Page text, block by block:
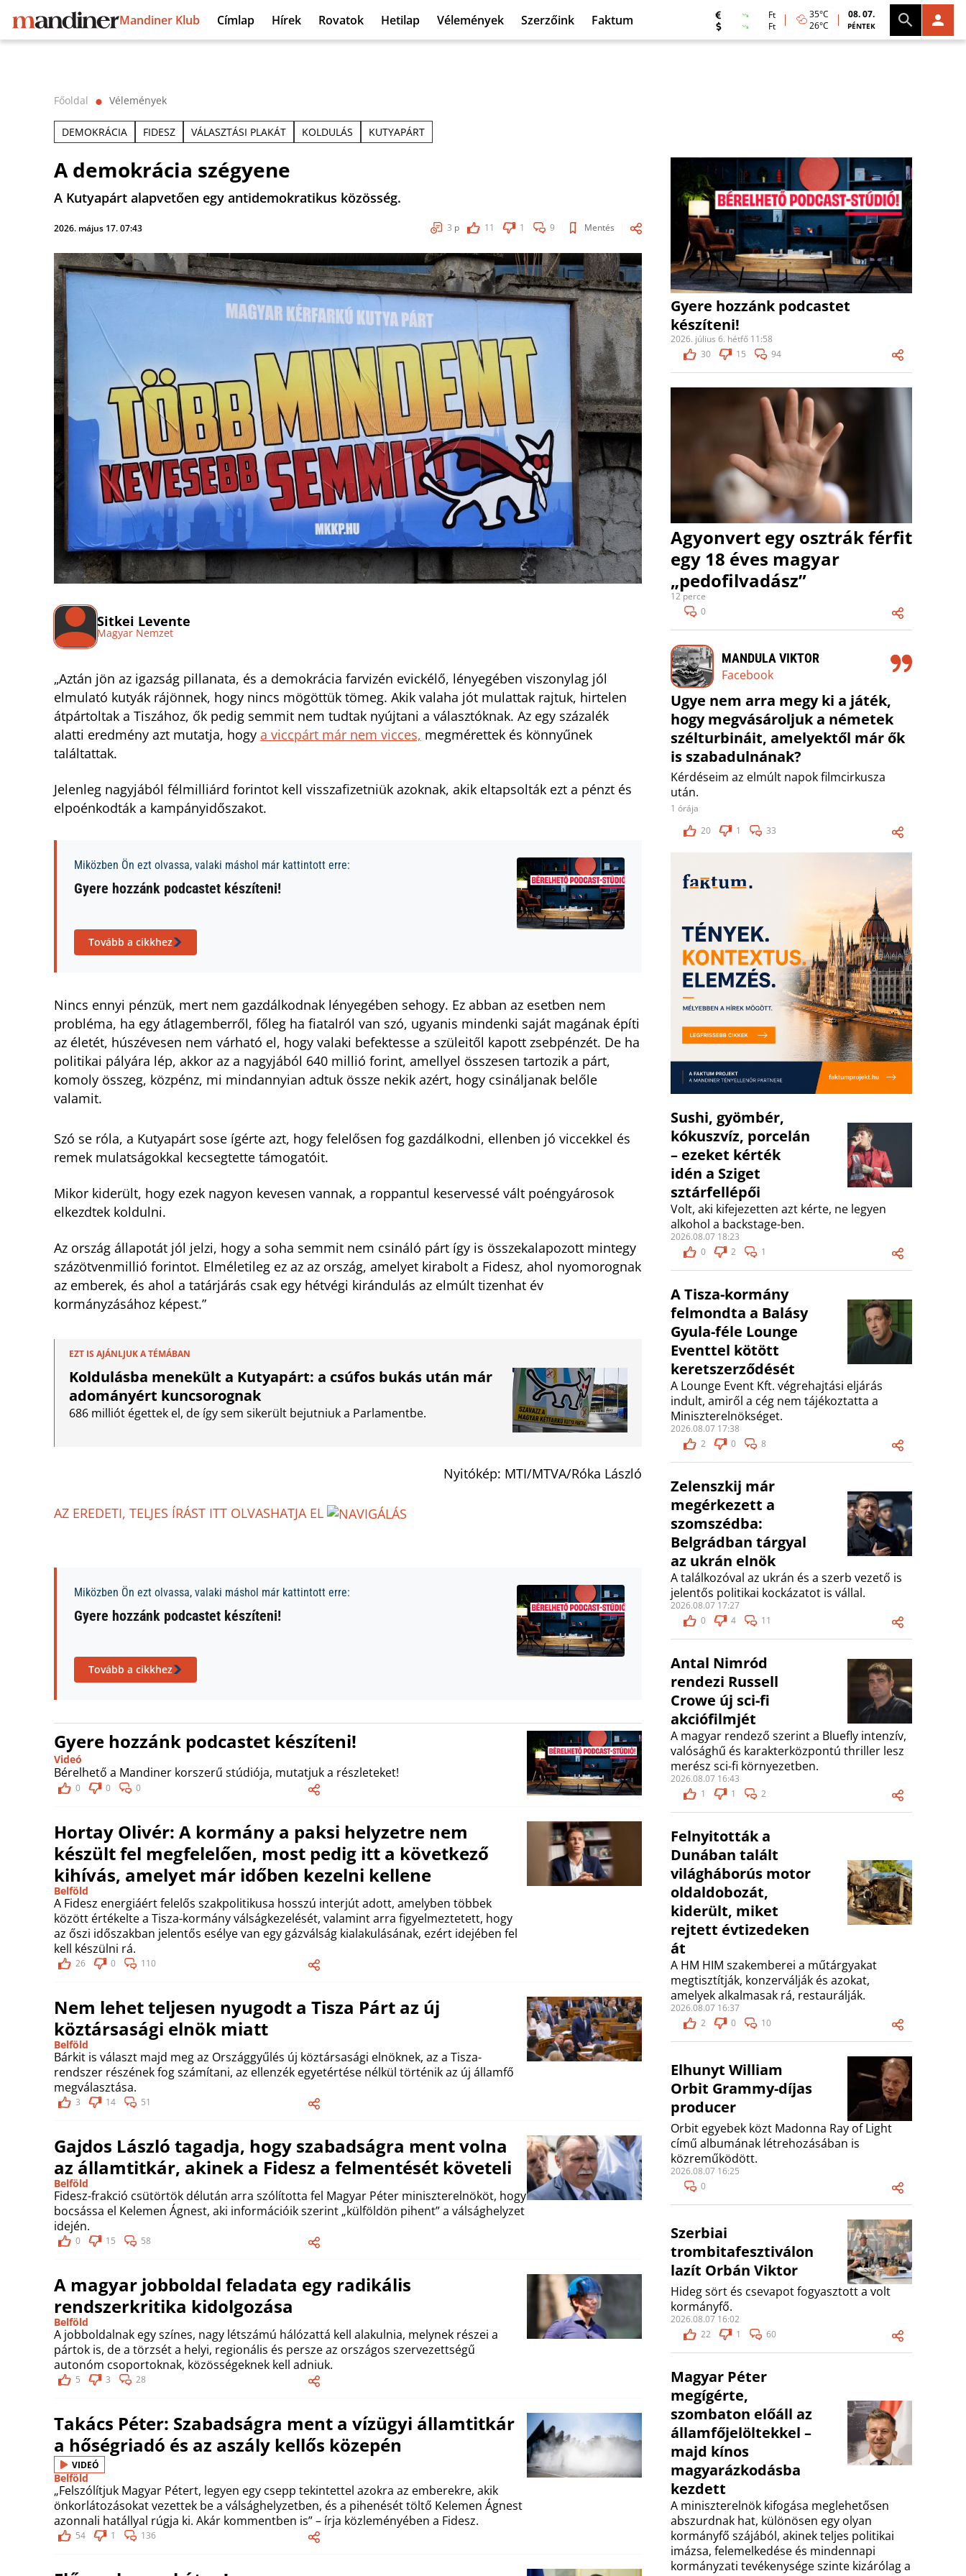
Mandiner Klub Címlap Hírek Rovatok Hetilap Vélemények Szerzőink Faktum
Ft
Ft
35°C
26°C
08. 07.
PÉNTEK
Főoldal ⬤ Vélemények
DEMOKRÁCIA FIDESZ VÁLASZTÁSI PLAKÁT KOLDULÁS KUTYAPÁRT
A demokrácia szégyene
A Kutyapárt alapvetően egy antidemokratikus közösség.
2026. május 17. 07:43 3 p 11 1 9 Mentés
Sitkei Levente
Magyar Nemzet
„Aztán jön az igazság pillanata, és a demokrácia farvizén evickélő, lényegében viszonylag jól
elmulató kutyák rájönnek, hogy nincs mögöttük tömeg. Akik valaha jót mulattak rajtuk, hirtelen
átpártoltak a Tiszához, ők pedig semmit nem tudtak nyújtani a választóknak. Az egy százalék
alatti eredmény azt mutatja, hogy a viccpárt már nem vicces, megmérettek és könnyűnek
találtattak.
Jelenleg nagyjából félmilliárd forintot kell visszafizetniük azoknak, akik eltapsolták ezt a pénzt és
elpoénkodták a kampányidőszakot.
Miközben Ön ezt olvassa, valaki máshol már kattintott erre:
Gyere hozzánk podcastet készíteni!
Tovább a cikkhez
Nincs ennyi pénzük, mert nem gazdálkodnak lényegében sehogy. Ez abban az esetben nem
probléma, ha egy átlagemberről, főleg ha fiatalról van szó, ugyanis mindenki saját magának építi
az életét, húszévesen nem várható el, hogy valaki befektesse a szüleitől kapott zsebpénzét. De ha
politikai pályára lép, akkor az a nagyjából 640 millió forint, amellyel összesen tartozik a párt,
komoly összeg, közpénz, mi mindannyian adtuk össze nekik azért, hogy csináljanak belőle
valamit.
Szó se róla, a Kutyapárt sose ígérte azt, hogy felelősen fog gazdálkodni, ellenben jó viccekkel és
remek mulatságokkal kecsegtette támogatóit.
Mikor kiderült, hogy ezek nagyon kevesen vannak, a roppantul keservessé vált poéngyárosok
elkezdtek koldulni.
Az ország állapotát jól jelzi, hogy a soha semmit nem csináló párt így is összekalapozott mintegy
százötvenmillió forintot. Elméletileg ez az az ország, amelyet kirabolt a Fidesz, ahol nyomorognak
az emberek, és ahol a tatárjárás csak egy hétvégi kirándulás az elmúlt tizenhat év
kormányzásához képest.”
EZT IS AJÁNLJUK A TÉMÁBAN
Koldulásba menekült a Kutyapárt: a csúfos bukás után már
adományért kuncsorognak
686 milliót égettek el, de így sem sikerült bejutniuk a Parlamentbe.
Nyitókép: MTI/MTVA/Róka László
AZ EREDETI, TELJES ÍRÁST ITT OLVASHATJA EL
Miközben Ön ezt olvassa, valaki máshol már kattintott erre:
Gyere hozzánk podcastet készíteni!
Tovább a cikkhez
Gyere hozzánk podcastet készíteni!
Videó
Bérelhető a Mandiner korszerű stúdiója, mutatjuk a részleteket!
0 0 0
Hortay Olivér: A kormány a paksi helyzetre nem
készült fel megfelelően, most pedig itt a következő
kihívás, amelyet már időben kezelni kellene
Belföld
A Fidesz energiáért felelős szakpolitikusa hosszú interjút adott, amelyben többek
között értékelte a Tisza-kormány válságkezelését, valamint arra figyelmeztetett, hogy
az őszi időszakban jelentős esélye van egy gázválság kialakulásának, ezért idejében fel
kell készülni rá.
26 0 110
Nem lehet teljesen nyugodt a Tisza Párt az új
köztársasági elnök miatt
Belföld
Bárkit is választ majd meg az Országgyűlés új köztársasági elnöknek, az a Tisza-
rendszer részének fog számítani, az ellenzék egyetértése nélkül történik az új államfő
megválasztása.
3 14 51
Gajdos László tagadja, hogy szabadságra ment volna
az államtitkár, akinek a Fidesz a felmentését követeli
Belföld
Fidesz-frakció csütörtök délután arra szólította fel Magyar Péter miniszterelnököt, hogy
bocsássa el Kelemen Ágnest, aki információik szerint „külföldön pihent” a válsághelyzet
idején.
0 15 58
A magyar jobboldal feladata egy radikális
rendszerkritika kidolgozása
Belföld
A jobboldalnak egy színes, nagy létszámú hálózattá kell alakulnia, melynek részei a
pártok is, de a törzsét a helyi, regionális és persze az országos szervezettségű
autonóm csoportoknak, közösségeknek kell adniuk.
5 3 28
Takács Péter: Szabadságra ment a vízügyi államtitkár
a hőségriadó és az aszály kellős közepén
VIDEÓ
Belföld
„Felszólítjuk Magyar Pétert, legyen egy csepp tekintettel azokra az emberekre, akik
önkorlátozásokat vezettek be a válsághelyzetben, és a pihenését töltő Kelemen Ágnest
azonnali hatállyal rúgja ki. Akár kommentben is” – írja közleményében a Fidesz.
54 1 136
Gyere hozzánk podcastet
készíteni!
2026. július 6. hétfő 11:58
30
15 94
Agyonvert egy osztrák férfit
egy 18 éves magyar
„pedofilvadász”
12 perce
0
MANDULA VIKTOR
Facebook
Ugye nem arra megy ki a játék,
hogy megvásároljuk a németek
szélturbináit, amelyektől már ők
is szabadulnának?
Kérdéseim az elmúlt napok filmcirkusza
után.
1 órája
20
1 33
Sushi, gyömbér,
kókuszvíz, porcelán
– ezeket kérték
idén a Sziget
sztárfellépői
Volt, aki kifejezetten azt kérte, ne legyen
alkohol a backstage-ben.
2026.08.07 18:23
0
2 1
A Tisza-kormány
felmondta a Balásy
Gyula-féle Lounge
Eventtel kötött
keretszerződését
A Lounge Event Kft. végrehajtási eljárás
indult, amiről a cég nem tájékoztatta a
Miniszterelnökséget.
2026.08.07 17:38
2
0 8
Zelenszkij már
megérkezett a
szomszédba:
Belgrádban tárgyal
az ukrán elnök
A találkozóval az ukrán és a szerb vezető is
jelentős politikai kockázatot is vállal.
2026.08.07 17:27
0
4 11
Antal Nimród
rendezi Russell
Crowe új sci-fi
akciófilmjét
A magyar rendező szerint a Bluefly intenzív,
valósághű és karakterközpontú thriller lesz
merész sci-fi környezetben.
2026.08.07 16:43
1
1 2
Felnyitották a
Dunában talált
világháborús motor
oldaldobozát,
kiderült, miket
rejtett évtizedeken
át
A HM HIM szakemberei a műtárgyakat
megtisztítják, konzerválják és azokat,
amelyek alkalmasak rá, restaurálják.
2026.08.07 16:37
2
0 10
Elhunyt William
Orbit Grammy-díjas
producer
Orbit egyebek közt Madonna Ray of Light
című albumának létrehozásában is
közreműködött.
2026.08.07 16:25
0
Szerbiai
trombitafesztiválon
lazít Orbán Viktor
Hideg sört és csevapot fogyasztott a volt
kormányfő.
2026.08.07 16:02
22
1 60
Magyar Péter
megígérte,
szombaton előáll az
államfőjelöltekkel –
majd kínos
magyarázkodásba
kezdett
A miniszterelnök kifogása meglehetősen
abszurdnak hat, különösen egy olyan
kormányfő szájából, akinek teljes politikai
imázsa, felemelkedése és mindennapi
kormányzati tevékenysége szinte kizárólag a